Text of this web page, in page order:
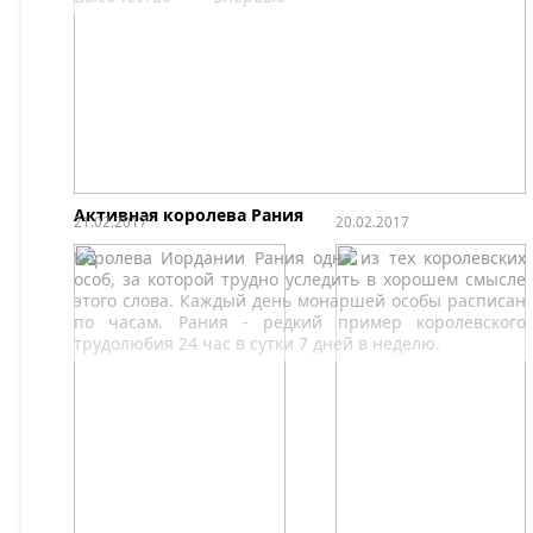
посетила мероприятия
Активная королева Рания
Королева Иордании Рания одна из тех королевских
особ, за которой трудно уследить в хорошем смысле
этого слова. Каждый день монаршей особы расписан
по часам. Рания - редкий пример королевского
трудолюбия 24 час в сутки 7 дней в неделю.
21.02.2017 20.02.2017